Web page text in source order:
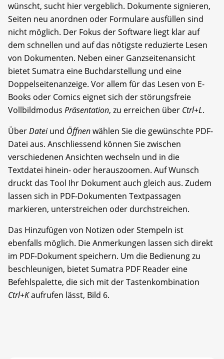
wünscht, sucht hier vergeblich. Dokumente signieren,
Seiten neu anordnen oder Formulare ausfüllen sind
nicht möglich. Der Fokus der Software liegt klar auf
dem schnellen und auf das nötigste reduzierte Lesen
von Dokumenten. Neben einer Ganzseitenansicht
bietet Sumatra eine Buchdarstellung und eine
Doppelseitenanzeige. Vor allem für das Lesen von E-
Books oder Comics eignet sich der störungsfreie
Vollbildmodus Präsentation, zu erreichen über Ctrl+L.
ÜberDateiund Öffnenwählen Sie die gewünschte PDF-
Datei aus. Anschliessend können Sie zwischen
verschiedenen Ansichten wechseln und in die
Textdatei hinein- oder herauszoomen. Auf Wunsch
druckt das Tool Ihr Dokument auch gleich aus. Zudem
lassen sich in PDF-Dokumenten Textpassagen
markieren, unterstreichen oder durchstreichen.
Das Hinzufügen von Notizen oder Stempeln ist
ebenfalls möglich. Die Anmerkungen lassen sich direkt
im PDF-Dokument speichern. Um die Bedienung zu
beschleunigen, bietet Sumatra PDF Reader eine
Befehls­palette, die sich mit der Tastenkombination
Ctrl+Kaufrufen lässt, Bild 6.